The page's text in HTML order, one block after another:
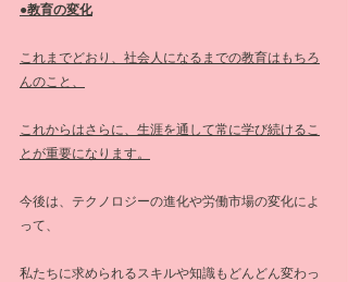
●教育の変化
これまでどおり、社会人になるまでの教育はもちろ
んのこと、
これからはさらに、生涯を通して常に学び続けるこ
とが重要になります。
今後は、テクノロジーの進化や労働市場の変化によ
って、
私たちに求められるスキルや知識もどんどん変わっ